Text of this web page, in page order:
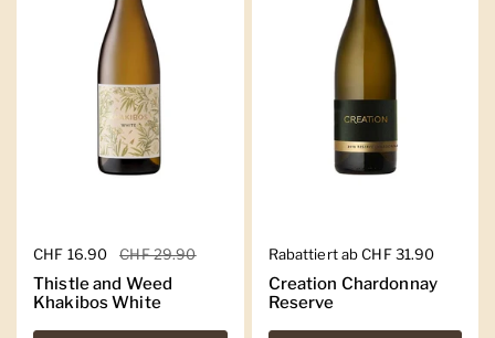
Regulärer Preis
CHF 16.90 Sale-Preis
CHF 29.90
Thistle and Weed
Khakibos White
Regulärer Preis
Rabattiert ab CHF 31.90
Creation Chardonnay
Reserve